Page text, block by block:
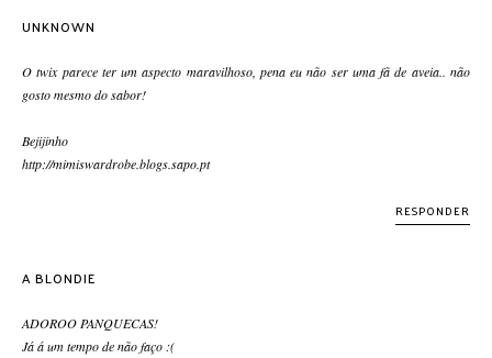
UNKNOWN
O twix parece ter um aspecto maravilhoso, pena eu não ser uma fã de aveia.. não
gosto mesmo do sabor!
Bejijinho
http://mimiswardrobe.blogs.sapo.pt
RESPONDER
A BLONDIE
ADOROO PANQUECAS!
Já á um tempo de não faço :(